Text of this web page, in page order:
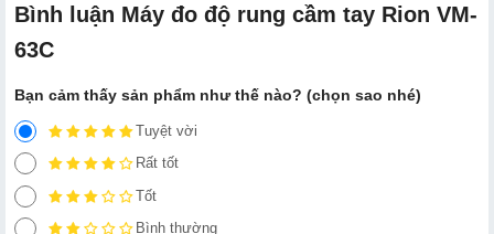
Bình luận Máy đo độ rung cầm tay Rion VM-
63C
Bạn cảm thấy sản phẩm như thế nào? (chọn sao nhé)
Tuyệt vời
Rất tốt
Tốt
Bình thường